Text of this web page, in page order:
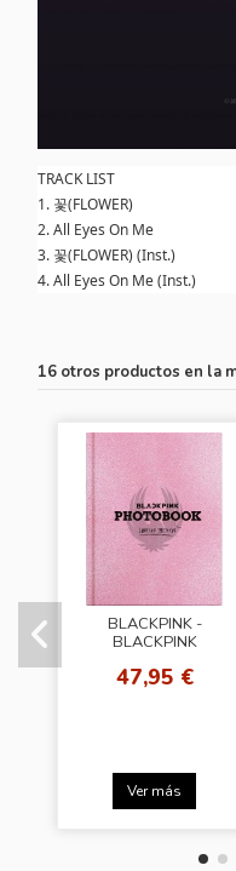
TRACK LIST
1. 꽃(FLOWER)
2. All Eyes On Me
3. 꽃(FLOWER) (Inst.)
4. All Eyes On Me (Inst.)
16 otros productos en la
BLACKPINK -
BLACKPINK
LIMITED EDITION-
47,95 €
Ver más